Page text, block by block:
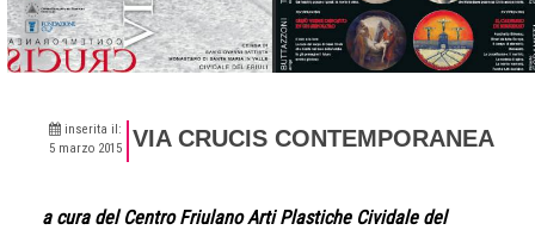
inserita il:
5 marzo 2015
VIA CRUCIS CONTEMPORANEA
a cura del Centro Friulano Arti Plastiche Cividale del